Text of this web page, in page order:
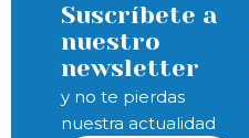
Suscríbete a
nuestro
newsletter
y no te pierdas
nuestra actualidad